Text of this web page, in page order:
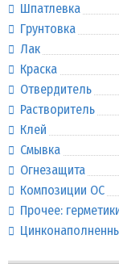
Шпатлевка
Грунтовка
Лак
Краска
Отвердитель
Растворитель
Клей
Смывка
Огнезащита
Композиции ОС
Прочее: